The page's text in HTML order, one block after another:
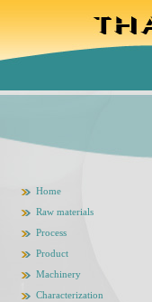
Home
Raw materials
Process
Product
Machinery
Characterization